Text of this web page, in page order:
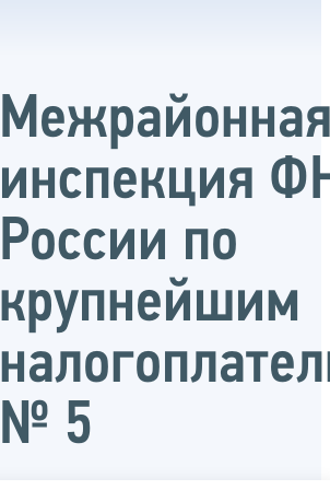
инспекция
России по
крупнейшим
№ 5